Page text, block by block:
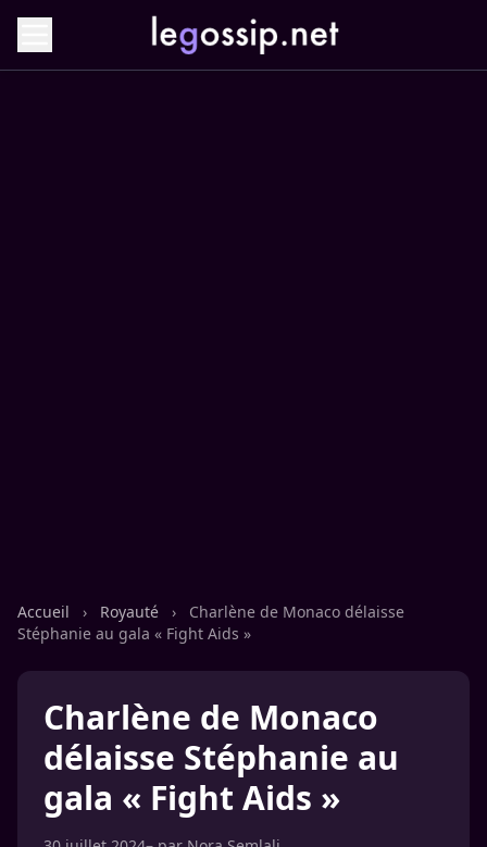
Accueil › Royauté ›
Charlène de Monaco délaisse
Stéphanie au gala « Fight Aids »
Charlène de Monaco
délaisse Stéphanie au
gala « Fight Aids »